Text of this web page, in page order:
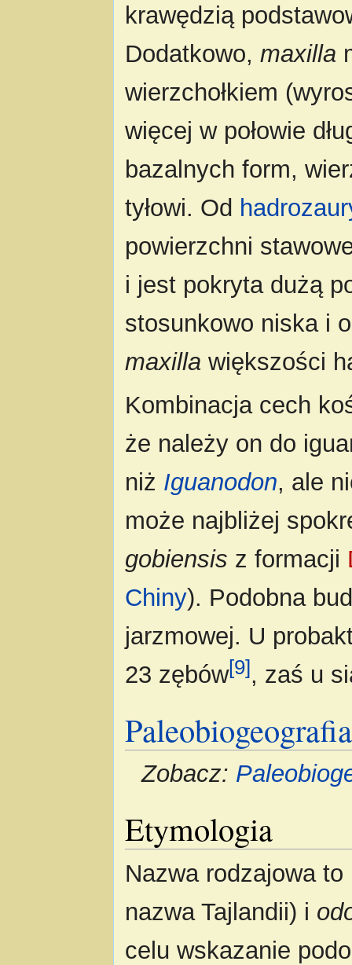
krawędzią
Dodatkowo,maxilla
wierzchołkiem
więcej w połowie
bazalnych form,
tyłowi. Od
powierzchni
i jest pokryta dużą
stosunkowo niska i
maxilla większości
Kombinacja cech
że należy on do
niż Iguanodon, ale
może najbliżej
gobiensis z formacji
Chiny). Podobna
jarzmowej. U
23 zębów[9], zaś u
Paleobiogeografia
Zobacz:
Etymologia
Nazwa rodzajowa to
nazwa Tajlandii) i
celu wskazanie